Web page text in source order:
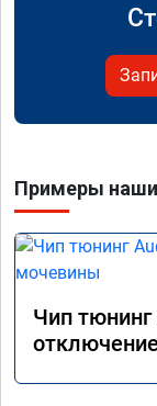
Примеры
Чип тюнинг